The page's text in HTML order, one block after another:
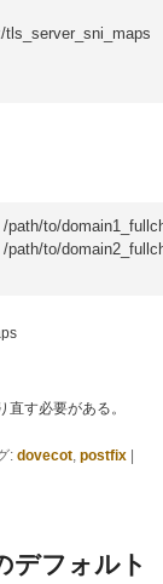
path/to/
path/to/
す必要がある。
: dovecot, postfix
デフォルト